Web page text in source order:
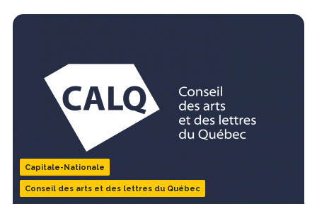
Capitale-Nationale
Conseil des arts et des lettres du Québec